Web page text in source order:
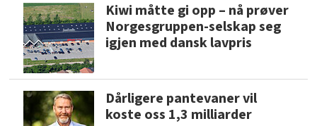
Kiwi måtte gi opp – nå prøver
Norgesgruppen-selskap seg
igjen med dansk lavpris
Dårligere pantevaner vil
koste oss 1,3 milliarder